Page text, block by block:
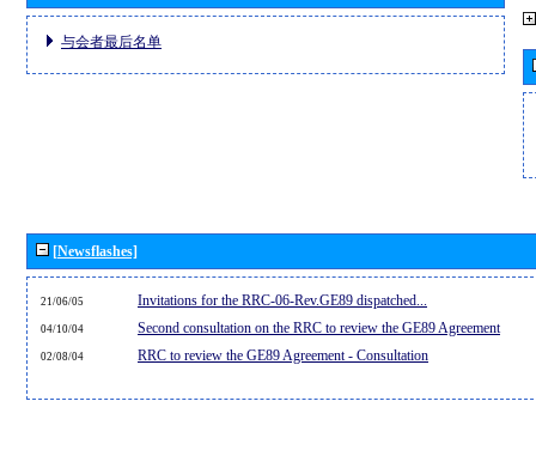
与会者最后名单
[Newsflashes]
21/06/05 Invitations for the RRC-06-Rev.GE89 dispatched...
04/10/04 Second consultation on the RRC to review the GE89 Agreement
02/08/04 RRC to review the GE89 Agreement - Consultation